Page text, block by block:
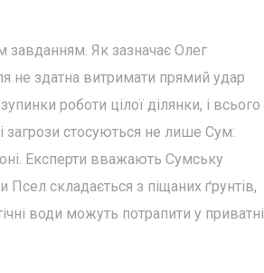
завданням. Як зазначає Олег
не здатна витримати прямий удар
роботи цілої ділянки, і всього
загрози стосуються не лише Сум:
Експерти вважають Сумську
Псел складається з піщаних ґрунтів,
води можуть потрапити у приватні